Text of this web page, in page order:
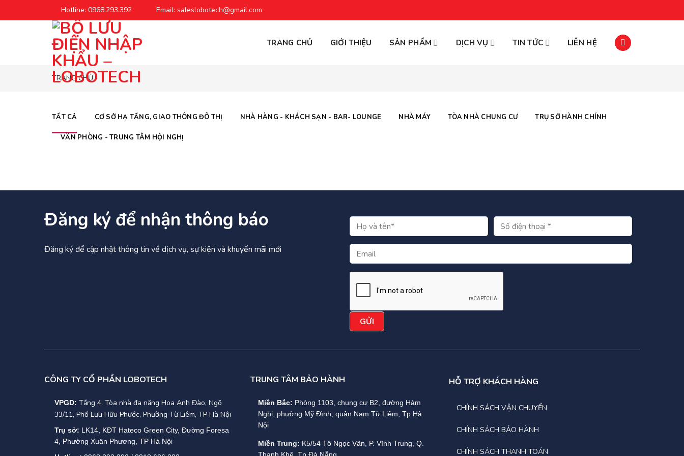
đến
Hotline: 0968.293.392 Email: saleslobotech@gmail.com
TRANG CHỦ GIỚI THIỆU SẢN PHẨM DỊCH VỤ TIN TỨC LIÊN HỆ
TRANG CHỦ
TẤT CẢ CƠ SỞ HẠ TẦNG, GIAO THÔNG ĐÔ THỊ NHÀ HÀNG - KHÁCH SẠN - BAR- LOUNGE NHÀ MÁY TÒA NHÀ CHUNG CƯ TRỤ SỞ HÀNH CHÍNH
VĂN PHÒNG - TRUNG TÂM HỘI NGHỊ
Đăng ký để nhận thông báo
Đăng ký để cập nhật thông tin về dịch vụ, sự kiện và khuyến mãi mới
CÔNG TY CỔ PHẦN LOBOTECH
VPGD: Tầng 4, Tòa nhà đa năng Hoa Anh Đào, Ngõ
33/11, Phố Lưu Hữu Phước, Phường Từ Liêm, TP Hà Nội
Trụ sở: LK14, KĐT Hateco Green City, Đường Foresa
4, Phường Xuân Phương, TP Hà Nội
TRUNG TÂM BẢO HÀNH
Miền Bắc: Phòng 1103, chung cư B2, đường Hàm
Nghi, phường Mỹ Đình, quận Nam Từ Liêm, Tp Hà
Nội
Miền Trung: K5/54 Tô Ngọc Vân, P. Vĩnh Trung, Q.
HỖ TRỢ KHÁCH HÀNG
CHÍNH SÁCH VẬN CHUYỂN
CHÍNH SÁCH BẢO HÀNH
CHÍNH SÁCH THANH TOÁN